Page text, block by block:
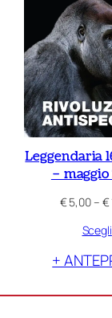
Leggendaria
–
€5,00– €
Scegli
+